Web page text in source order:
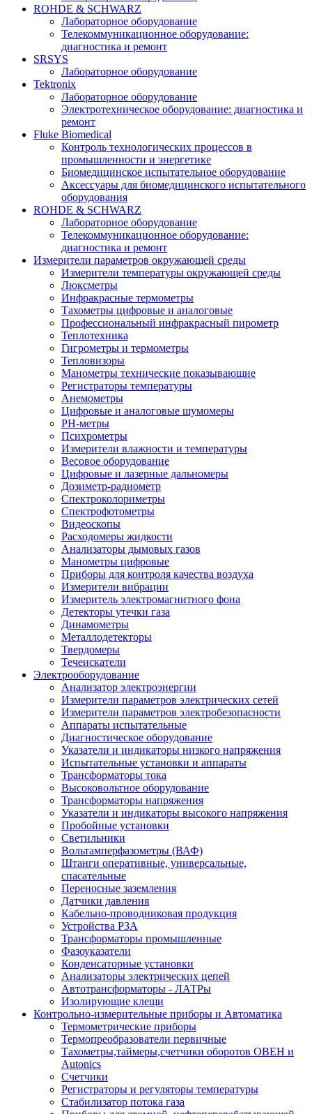
ROHDE & SCHWARZ
Лабораторное оборудование
Телекоммуникационное оборудование:
диагностика и ремонт
SRSYS
Лабораторное оборудование
Tektronix
Лабораторное оборудование
Электротехническое оборудование: диагностика и
ремонт
Fluke Biomedical
Контроль технологических процессов в
промышленности и энергетике
Биомедицинское испытательное оборудование
Аксессуары для биомедицинского испытательного
оборудования
ROHDE & SCHWARZ
Лабораторное оборудование
Телекоммуникационное оборудование:
диагностика и ремонт
Измерители параметров окружающей среды
Измерители температуры окружающей среды
Люксметры
Инфракрасные термометры
Тахометры цифровые и аналоговые
Профессиональный инфракрасный пирометр
Теплотехника
Гигрометры и термометры
Тепловизоры
Манометры технические показывающие
Регистраторы температуры
Анемометры
Цифровые и аналоговые шумомеры
PH-метры
Психрометры
Измерители влажности и температуры
Весовое оборудование
Цифровые и лазерные дальномеры
Дозиметр-радиометр
Спектроколориметры
Спектрофотометры
Видеоскопы
Расходомеры жидкости
Анализаторы дымовых газов
Манометры цифровые
Приборы для контроля качества воздуха
Измерители вибрации
Измеритель электромагнитного фона
Детекторы утечки газа
Динамометры
Металлодетекторы
Твердомеры
Течеискатели
Электрооборудование
Анализатор электроэнергии
Измерители параметров электрических сетей
Измерители параметров электробезопасности
Аппараты испытательные
Диагностическое оборудование
Указатели и индикаторы низкого напряжения
Испытательные установки и аппараты
Трансформаторы тока
Высоковольтное оборудование
Трансформаторы напряжения
Указатели и индикаторы высокого напряжения
Пробойные установки
Светильники
Вольтамперфазометры (ВАФ)
Штанги оперативные, универсальные,
спасательные
Переносные заземления
Датчики давления
Кабельно-проводниковая продукция
Устройства РЗА
Трансформаторы промышленные
Фазоуказатели
Конденсаторные установки
Анализаторы электрических цепей
Автотрансформаторы - ЛАТРы
Изолирующие клещи
Контрольно-измерительные приборы и Автоматика
Термометрические приборы
Термопреобразователи первичные
Тахометры,таймеры,счетчики оборотов ОВЕН и
Autonics
Счетчики
Регистраторы и регуляторы температуры
Стабилизатор потока газа